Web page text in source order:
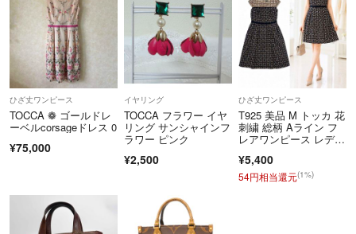
※こちらのアカウントはラクマ公式パートナーのBrandear（ブランディ
ア）によって運営されています。
▼特商法
https://fril.jp/ts/official/law/dfs/
▼返品特約
https://fril.jp/ts/official/law/dfs/#return_policy
ひざ丈ワンピース
TOCCA ❁ ゴールドレ
ーベルcorsageドレス 0
¥75,000
イヤリング
TOCCA フラワー イヤ
リング サンシャインフ
ラワー ピンク
¥2,500
ひざ丈ワンピース
T925 美品 M トッカ 花
刺繍 総柄 Aライン フ
レアワンピース レディ
¥5,400
54円相当還元(1%)